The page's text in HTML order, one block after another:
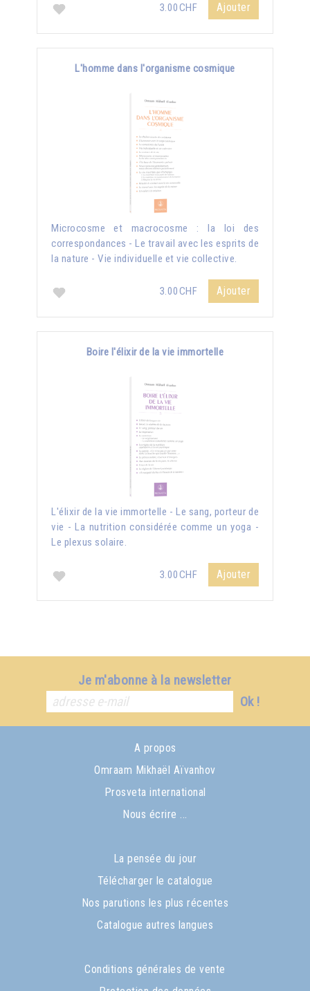
3.00CHF Ajouter
L'homme dans l'organisme cosmique
Microcosme et macrocosme : la loi des
correspondances - Le travail avec les esprits de
la nature - Vie individuelle et vie collective.
3.00CHF Ajouter
Boire l'élixir de la vie immortelle
L'élixir de la vie immortelle - Le sang, porteur de
vie - La nutrition considérée comme un yoga -
Le plexus solaire.
3.00CHF Ajouter
Je m'abonne à la newsletter
Ok !
A propos
Omraam Mikhaël Aïvanhov
Prosveta international
Nous écrire ...
La pensée du jour
Télécharger le catalogue
Nos parutions les plus récentes
Catalogue autres langues
Conditions générales de vente